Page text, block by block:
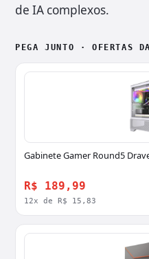
de IA complexos.
PEGA JUNTO · OFERTAS
Gabinete Gamer Round5
R$ 189,99
12x de R$ 15,83